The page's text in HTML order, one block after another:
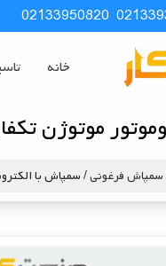
02133950820
خانه
موتوژن
سمپاش فرغونی/ سمپاش با